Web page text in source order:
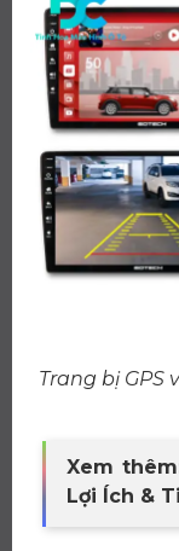
Trang bị GPS
Xem
Lợi Ích &